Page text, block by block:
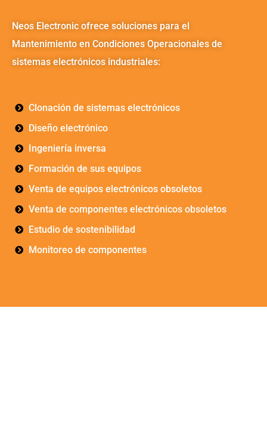
Neos Electronic ofrece soluciones para el
Mantenimiento en Condiciones Operacionales de
sistemas electrónicos industriales:
Clonación de sistemas electrónicos
Diseño electrónico
Ingeniería inversa
Formación de sus equipos
Venta de equipos electrónicos obsoletos
Venta de componentes electrónicos obsoletos
Estudio de sostenibilidad
Monitoreo de componentes